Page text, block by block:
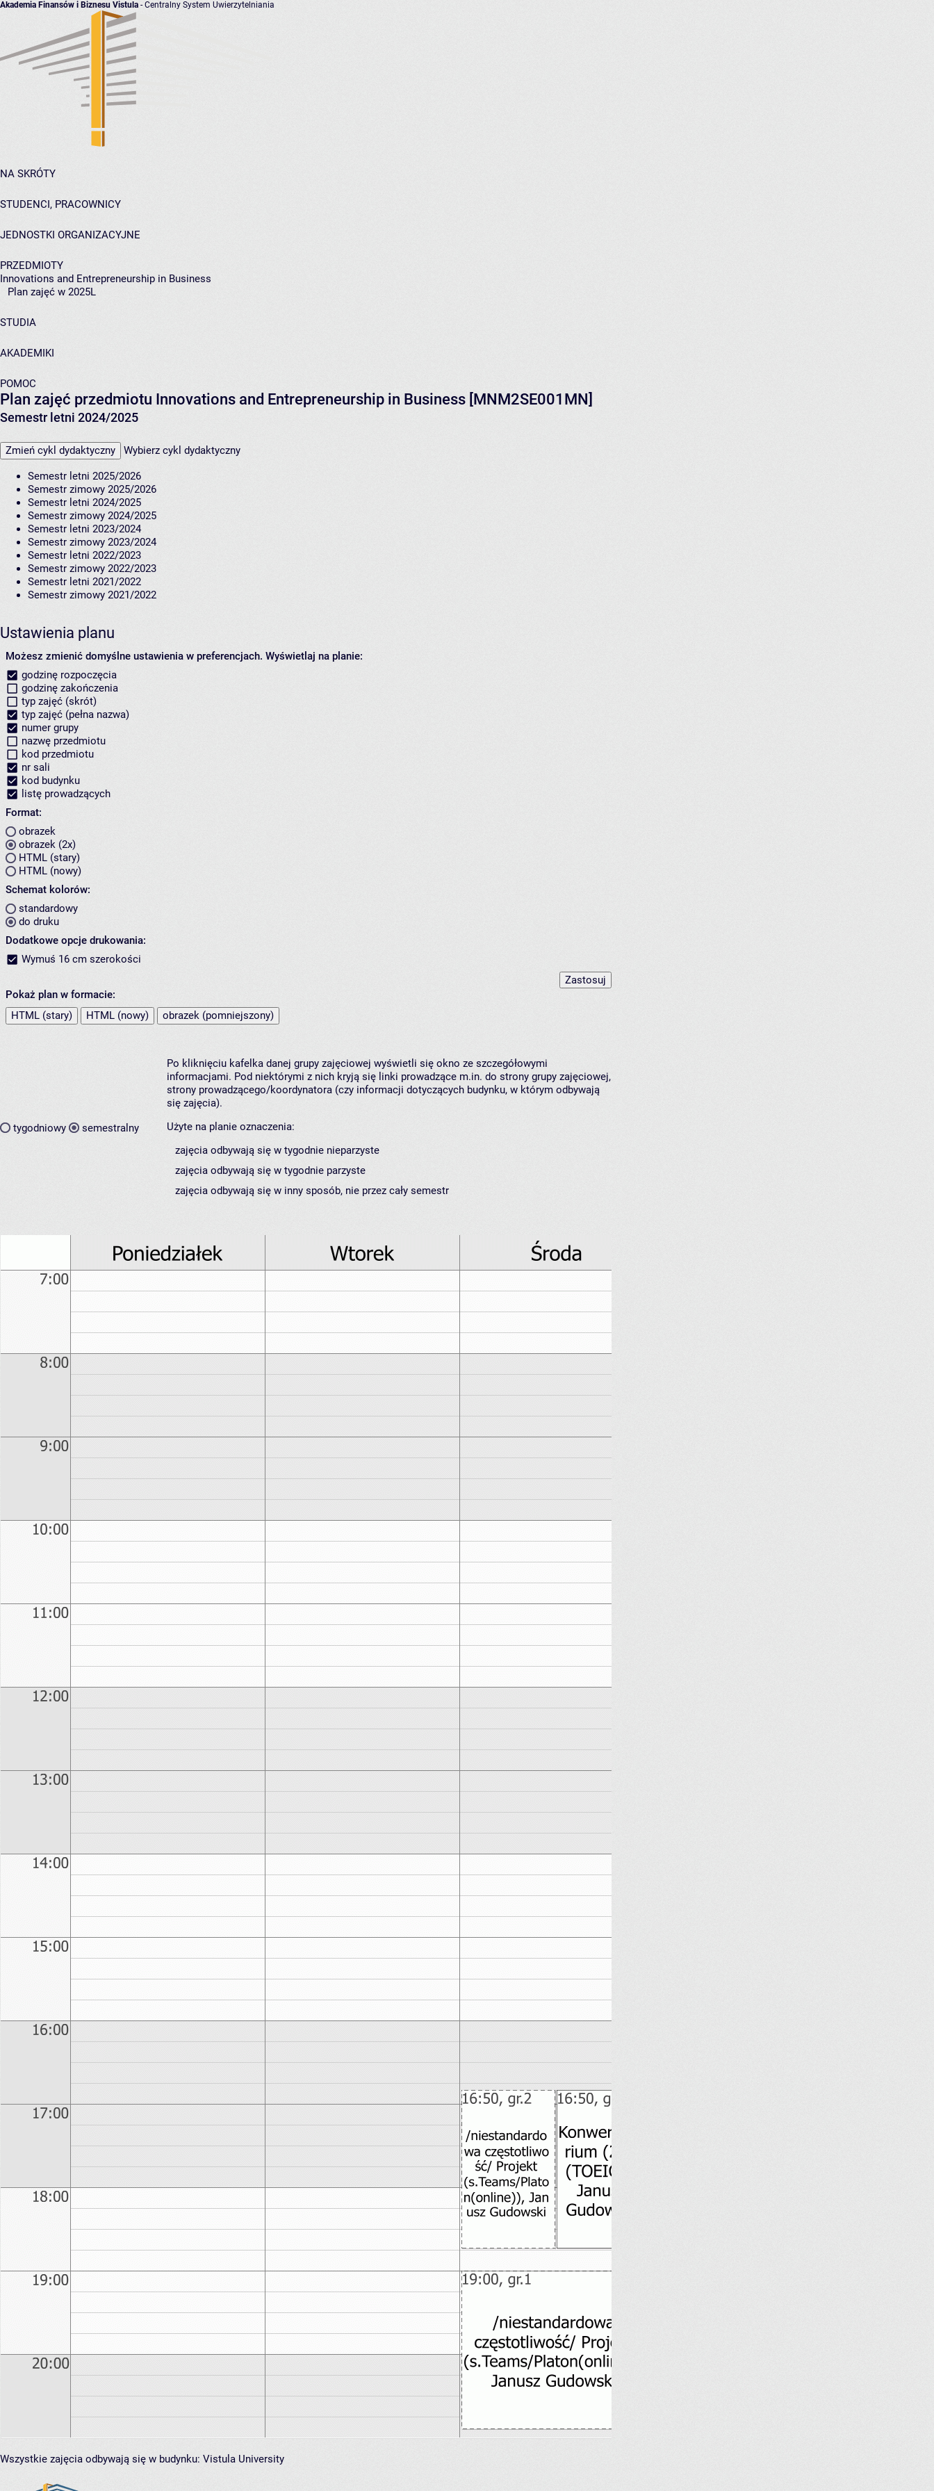
Akademia Finansów i Biznesu Vistula - Centralny System Uwierzytelniania
NA SKRÓTY
STUDENCI, PRACOWNICY
JEDNOSTKI ORGANIZACYJNE
PRZEDMIOTY
Innovations and Entrepreneurship in Business
Plan zajęć w 2025L
STUDIA
AKADEMIKI
POMOC
Plan zajęć przedmiotu Innovations and Entrepreneurship in Business [MNM2SE001MN]
Semestr letni 2024/2025
Zmień cykl dydaktyczny Wybierz cykl dydaktyczny
Semestr letni 2025/2026
Semestr zimowy 2025/2026
Semestr letni 2024/2025
Semestr zimowy 2024/2025
Semestr letni 2023/2024
Semestr zimowy 2023/2024
Semestr letni 2022/2023
Semestr zimowy 2022/2023
Semestr letni 2021/2022
Semestr zimowy 2021/2022
Ustawienia planu
Możesz zmienić domyślne ustawienia w preferencjach. Wyświetlaj na planie:
godzinę rozpoczęcia
godzinę zakończenia
typ zajęć (skrót)
typ zajęć (pełna nazwa)
numer grupy
nazwę przedmiotu
kod przedmiotu
nr sali
kod budynku
listę prowadzących
Format:
obrazek
obrazek (2x)
HTML (stary)
HTML (nowy)
Schemat kolorów:
standardowy
do druku
Dodatkowe opcje drukowania:
Wymuś 16 cm szerokości
Pokaż plan w formacie:
HTML (stary)
HTML (nowy) obrazek (pomniejszony)
tygodniowy semestralny
Po kliknięciu kafelka danej grupy zajęciowej wyświetli się okno ze szczegółowymi
informacjami. Pod niektórymi z nich kryją się linki prowadzące m.in. do strony grupy zajęciowej,
strony prowadzącego/koordynatora (czy informacji dotyczących budynku, w którym odbywają
się zajęcia).
Użyte na planie oznaczenia:
zajęcia odbywają się w tygodnie nieparzyste
zajęcia odbywają się w tygodnie parzyste
zajęcia odbywają się w inny sposób, nie przez cały semestr
Wszystkie zajęcia odbywają się w budynku: Vistula University